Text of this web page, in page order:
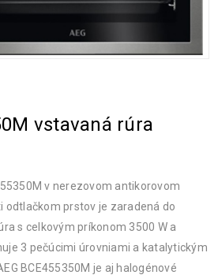
vstavaná rúra
v nerezovom antikorovom
odtlačkom prstov je zaradená do
s celkovým príkonom 3500 W a
3 pečúcimi úrovniami a katalytickým
BCE455350M je aj halogénové